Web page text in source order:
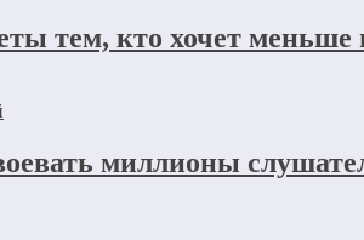
тем, кто хочет
миллионы